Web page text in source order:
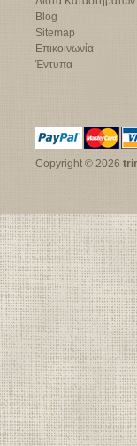
Blog
Sitemap
Επικοινωνία
Έντυπα
Copyright © 2026